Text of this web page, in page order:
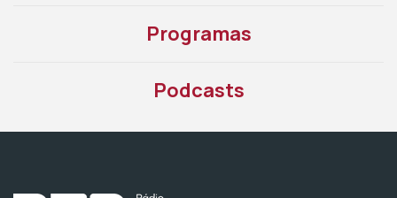
Programas
Podcasts